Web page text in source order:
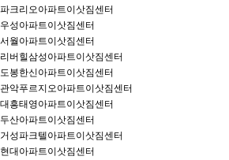
파크리오아파트이삿짐센터
우성아파트이삿짐센터
서월아파트이삿짐센터
리버힐삼성아파트이삿짐센터
도봉한신아파트이삿짐센터
관악푸르지오아파트이삿짐센터
대흥태영아파트이삿짐센터
두산아파트이삿짐센터
거성파크텔아파트이삿짐센터
현대아파트이삿짐센터